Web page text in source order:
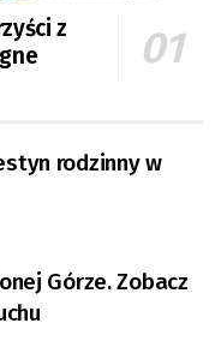
z
rodzinny w
Górze. Zobacz